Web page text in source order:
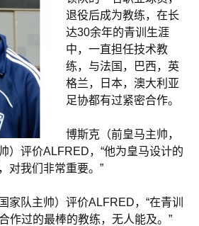
退役后成为教练，在长
达30余年的青训生涯
中，一直担任技术教
练，与法国，巴西，英
格兰，日本，澳大利亚
足协都有过紧密合作。
博斯克（前皇马主帅，
）评价ALFRED，“他为皇马设计的
对我们非常重要。”
家队主帅）评价ALFRED，“在青训
作过的最棒的教练，无人能及。”